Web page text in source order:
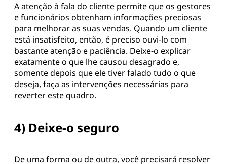
A atenção à fala do cliente permite que os gestores
e funcionários obtenham informações preciosas
para melhorar as suas vendas. Quando um cliente
está insatisfeito, então, é preciso ouvi-lo com
bastante atenção e paciência. Deixe-o explicar
exatamente o que lhe causou desagrado e,
somente depois que ele tiver falado tudo o que
deseja, faça as intervenções necessárias para
reverter este quadro.
4) Deixe-o seguro
De uma forma ou de outra, você precisará resolver